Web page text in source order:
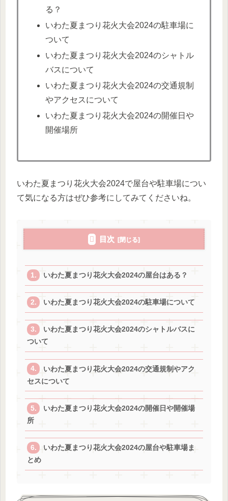
る？
いわた夏まつり花火大会2024の駐車場に
ついて
いわた夏まつり花火大会2024のシャトル
バスについて
いわた夏まつり花火大会2024の交通規制
やアクセスについて
いわた夏まつり花火大会2024の開催日や
開催場所
いわた夏まつり花火大会2024で屋台や駐車場につい
て気になる方はぜひ参考にしてみてくださいね。
目次
いわた夏まつり花火大会2024の屋台はある？
いわた夏まつり花火大会2024の駐車場について
いわた夏まつり花火大会2024のシャトルバスに
ついて
いわた夏まつり花火大会2024の交通規制やアク
セスについて
いわた夏まつり花火大会2024の開催日や開催場
所
いわた夏まつり花火大会2024の屋台や駐車場ま
とめ